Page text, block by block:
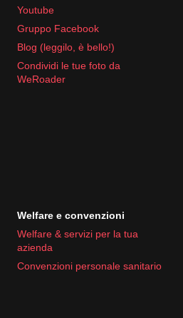
Youtube
Gruppo Facebook
Blog (leggilo, è bello!)
Condividi le tue foto da
WeRoader
Welfare e convenzioni
Welfare & servizi per la tua
azienda
Convenzioni personale sanitario